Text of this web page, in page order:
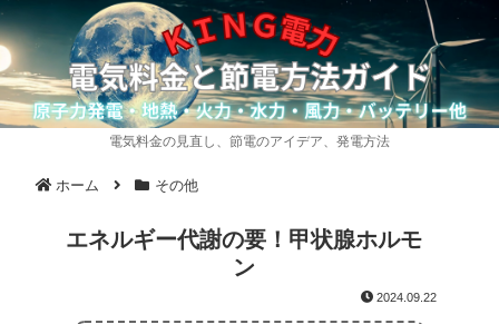
電気料金の見直し、節電のアイデア、発電方法
ホーム その他
エネルギー代謝の要！甲状腺ホルモ
ン
2024.09.22